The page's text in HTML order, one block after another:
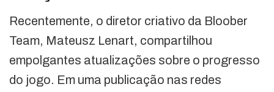
Recentemente, o diretor criativo da Bloober
Team, Mateusz Lenart, compartilhou
empolgantes atualizações sobre o progresso
do jogo. Em uma publicação nas redes